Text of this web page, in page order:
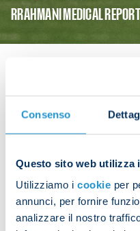
Consenso
Questo sito web utilizza
Utilizziamo i cookie per
annunci, per fornire
analizzare il nostro
RRAHMANI MEDICAL REPORT
Amir Rrahmani
Pineta Grande Hospital
his left thigh.
The defender has